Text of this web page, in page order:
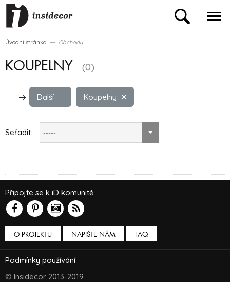
Úvodní stránka Obchody
KOUPELNY (0)
Další Koupelny
Seřadit: -----
O PROJEKTU NAPIŠTE NÁM
Připojte se k iD komunitě
FAQ
Podmínky používání
© Insidecor 2013-2019.